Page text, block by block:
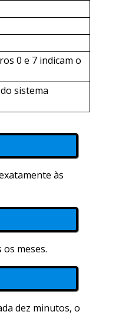
0 e 7 indicam o
sistema
às
os meses.
dez minutos, o